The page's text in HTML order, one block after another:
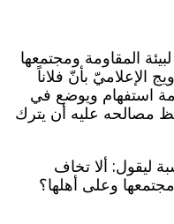
المقاومة ومجتمعها
الإعلاميّ بأنّ فلاناً
استفهام ويوضع في
مصالحه عليه أن يترك
ليقول: ألا تخاف
وعلى أهلها؟